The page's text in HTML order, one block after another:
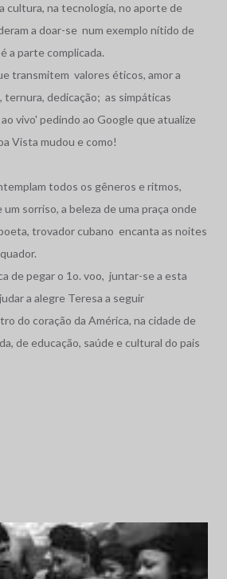
cultura, na tecnologia, no aporte de
a doar-se num exemplo nítido de
a parte complicada.
transmitem valores éticos, amor a
ternura, dedicação; as simpáticas
vivo' pedindo ao Google que atualize
Vista mudou e como!
todos os gêneros e ritmos,
sorriso, a beleza de uma praça onde
trovador cubano encanta as noites
de pegar o 1o. voo, juntar-se a esta
a alegre Teresa a seguir
do coração da América, na cidade de
de educação, saúde e cultural do pais